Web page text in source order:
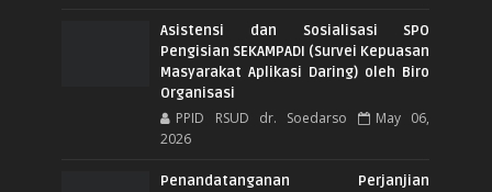
Asistensi dan Sosialisasi SPO
Pengisian SEKAMPADI (Survei Kepuasan
Masyarakat Aplikasi Daring) oleh Biro
Organisasi
PPID RSUD dr. Soedarso
May 06,
2026
Penandatanganan Perjanjian